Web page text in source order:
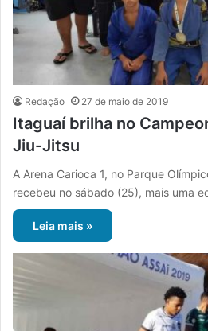
Redação 27 de maio de 2019
Itaguaí brilha no
Jiu-Jitsu
A Arena Carioca 1, no Parque
recebeu no sábado (25), mais uma
Leia mais »